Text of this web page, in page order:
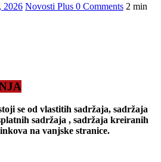
2026 Novosti Plus 0 Comments 2 min
se od vlastitih sadržaja, sadržaja
sadržaja , sadržaja kreiranih
na vanjske stranice.